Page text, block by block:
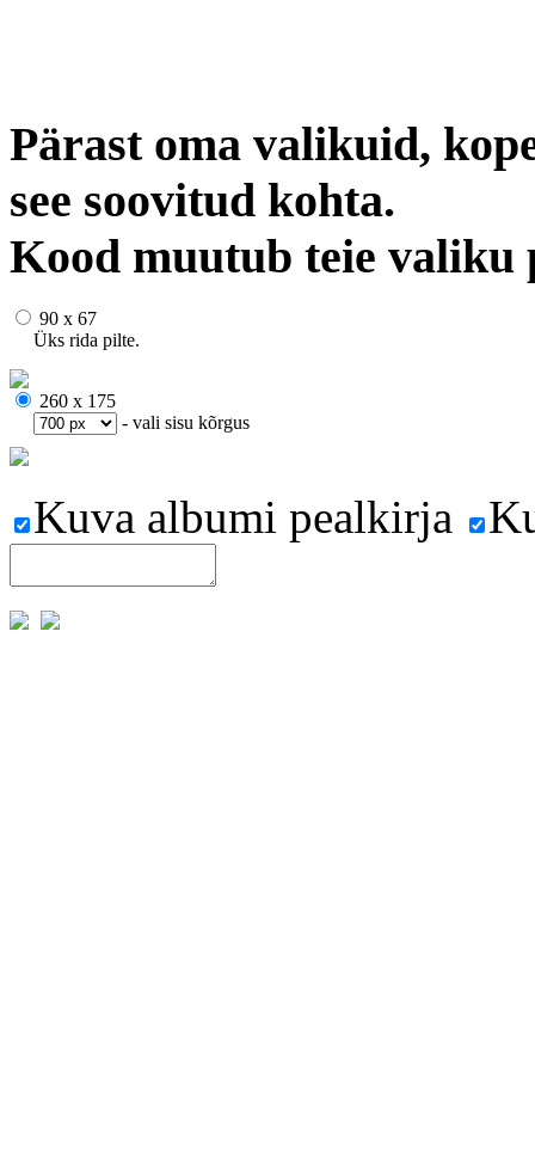
Pärast oma valikuid,
see soovitud kohta.
Kood muutub teie valiku
90 x 67
Üks rida pilte.
260 x 175
- vali sisu kõrgus
Kuva albumi pealkirja